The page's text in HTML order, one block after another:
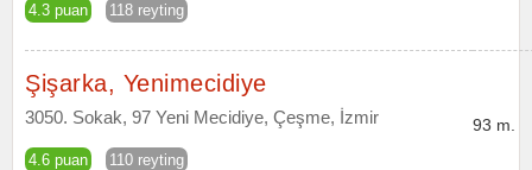
4.3 puan 118 reyting
Şişarka, Yenimecidiye
3050. Sokak, 97 Yeni Mecidiye, Çeşme, İzmir
4.6 puan 110 reyting
93 m.